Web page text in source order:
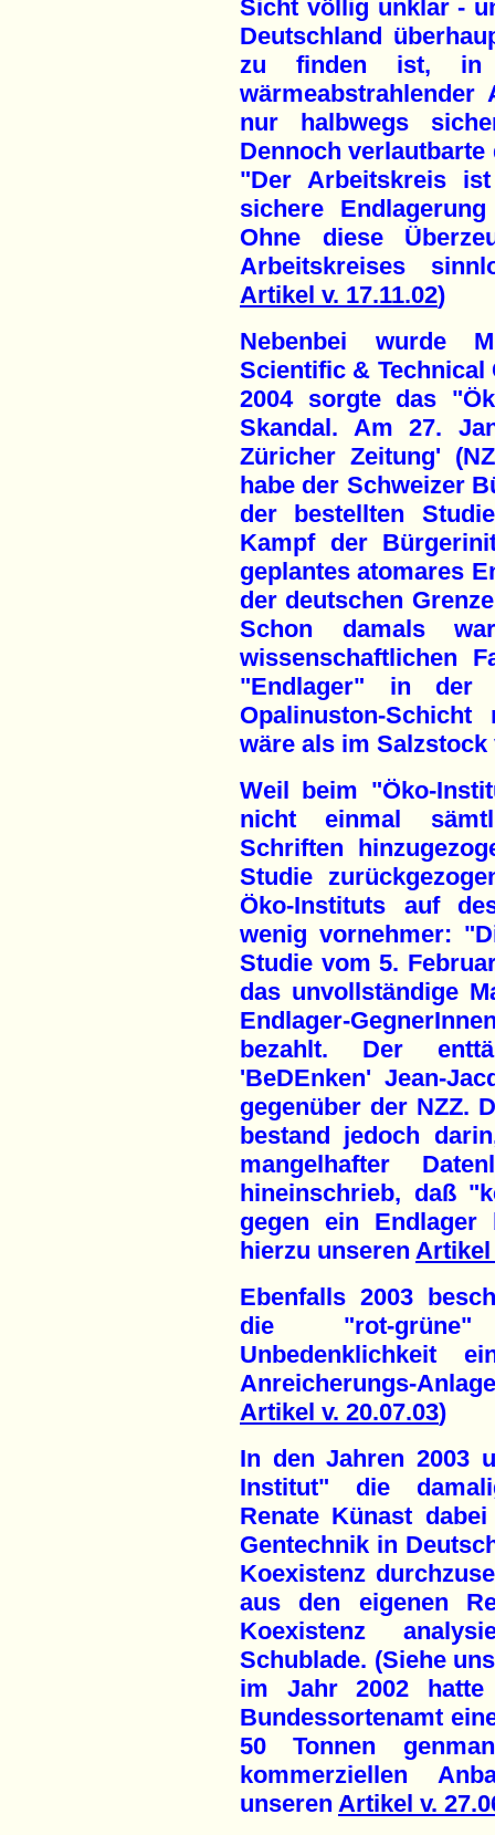
Sicht völlig unklar -
Deutschland
zu finden ist, in
nur halbwegs
Dennoch verlautbarte
"Der Arbeitskreis
sichere
Ohne diese
Arbeitskreises
Artikel v. 17.11.02)
Nebenbei wurde
Scientific & Technical
2004 sorgte das
Skandal. Am 27.
Züricher Zeitung'
habe der Schweizer
der bestellten
Kampf der
geplantes atomares
der deutschen
Schon damals
wissenschaftlichen
"Endlager" in der
Opalinuston-
wäre als im Salzstock
Weil beim "Öko-
nicht einmal
Schriften
Studie
Öko-Instituts auf
wenig vornehmer:
Studie vom 5.
das unvollständige
Endlager-
bezahlt. Der
'BeDEnken' Jean-
gegenüber der NZZ.
bestand jedoch
mangelhafter
hineinschrieb, daß
gegen ein Endlager
hierzu unseren Artikel
Ebenfalls 2003
die "rot-grüne"
Unbedenklichkeit
Anreicherungs-
Artikel v. 20.07.03)
In den Jahren 2003
Institut" die
Renate Künast
Gentechnik in
Koexistenz
aus den eigenen
Koexistenz
Schublade. (Siehe
im Jahr 2002
Bundessortenamt
50 Tonnen
kommerziellen
unseren Artikel v.